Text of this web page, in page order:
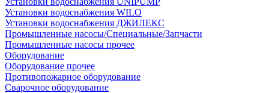
Установки водоснабжения WILO
Установки водоснабжения ДЖИЛЕКС
Промышленные насосы/Специальные/Запчасти
Промышленные насосы прочее
Оборудование
Оборудование прочее
Противопожарное оборудование
Сварочное оборудование